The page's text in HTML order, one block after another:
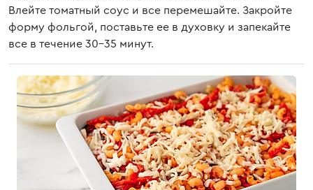
Влейте томатный соус и все перемешайте. Закройте
форму фольгой, поставьте ее в духовку и запекайте
все в течение 30-35 минут.